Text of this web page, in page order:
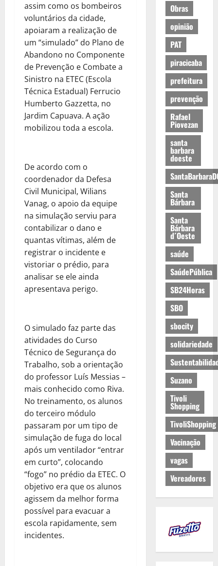
assim como os bombeiros
voluntários da cidade,
apoiaram a realização de
um “simulado” do Plano de
Abandono no Componente
de Prevenção e Combate a
Sinistro na ETEC (Escola
Técnica Estadual) Ferrucio
Humberto Gazzetta, no
Jardim Capuava. A ação
mobilizou toda a escola.
De acordo com o
coordenador da Defesa
Civil Municipal, Wilians
Vanag, o apoio da equipe
na simulação serviu para
contabilizar o dano e
quantas vítimas, além de
registrar o incidente e
vistoriar o prédio, para
analisar se ele ainda
apresentava perigo.
O simulado faz parte das
atividades do Curso
Técnico de Segurança do
Trabalho, sob a orientação
do professor Luís Messias –
mais conhecido como Riva.
No treinamento, os alunos
do terceiro módulo
passaram por um tipo de
simulação de fuga do local
após um ventilador “entrar
em curto”, colocando
“fogo” no prédio da ETEC. O
objetivo era que os alunos
agissem da melhor forma
possível para evacuar a
escola rapidamente, sem
incidentes.
Obras
opinião
PAT
piracicaba
prefeitura
prevenção
Rafael
Piovezan
santa
barbara
doeste
Santa
Bárbara
Santa
Bárbara
d´Oeste
saúde
SaúdePública
SB24Horas
SBO
sbocity
solidariedade
Suzano
Tivoli
Shopping
TivoliShopping
Vacinação
vagas
Vereadores